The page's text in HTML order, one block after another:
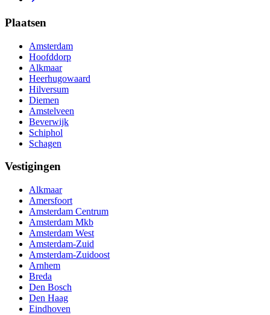
Plaatsen
Amsterdam
Hoofddorp
Alkmaar
Heerhugowaard
Hilversum
Diemen
Amstelveen
Beverwijk
Schiphol
Schagen
Vestigingen
Alkmaar
Amersfoort
Amsterdam Centrum
Amsterdam Mkb
Amsterdam West
Amsterdam-Zuid
Amsterdam-Zuidoost
Arnhem
Breda
Den Bosch
Den Haag
Eindhoven